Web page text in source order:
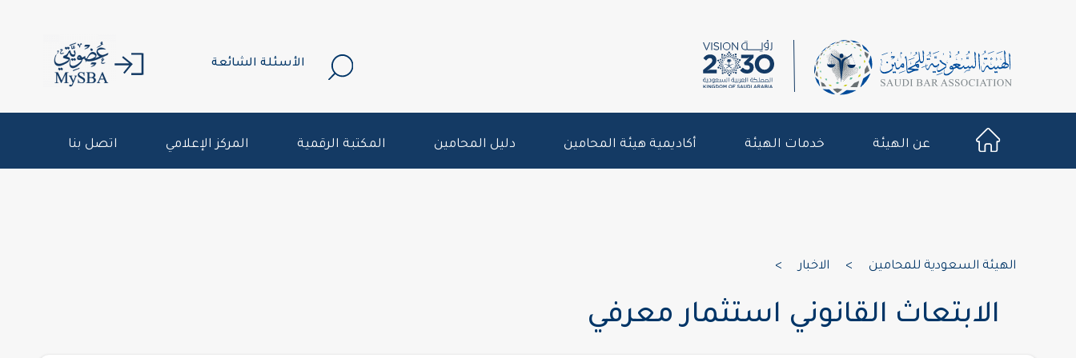
الأسئلة الشائعة
عن الهيئة خدمات الهيئة أكاديمية هيئة المحامين دليل المحامين المكتبة الرقمية المركز الإعلامي اتصل بنا
الهيئة السعودية للمحامين > الاخبار >
الابتعاث القانوني استثمار معرفي